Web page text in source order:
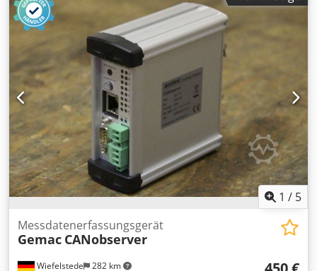
Automatisches Öffnen beim: Absetzen der Fässer -Anzahl:
2x Greifer vorhanden -Preis: pro Stück -Abmessungen:
340/305/H900 mm -Gewicht: 47 kg
1 / 5
Wiefelstede 282 km
Messdatenerfassungsgerät
Gemac CANobserver